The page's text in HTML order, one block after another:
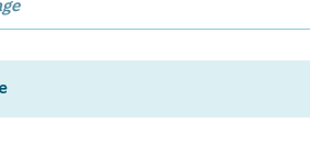
vos messages de condoléances et